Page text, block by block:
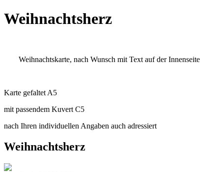
Weihnachtsherz
Weihnachtskarte, nach Wunsch mit Text auf der Innenseite
Karte gefaltet A5
mit passendem Kuvert C5
nach Ihren individuellen Angaben auch adressiert
Weihnachtsherz